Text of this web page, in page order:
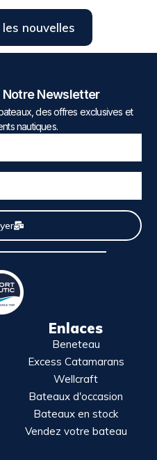
nouvelles
Newsletter
des offres exclusives et
nautiques.
Enlaces
Beneteau
Excess Catamarans
Wellcraft
Bateaux d'occasion
Bateaux en stock
Vendez votre bateau